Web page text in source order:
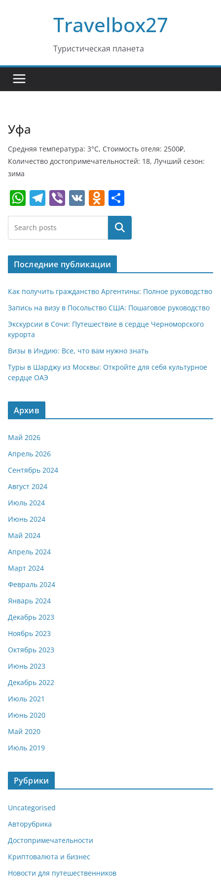
Travelbox27
Туристическая планета
Уфа
Средняя температура: 3°C, Стоимость отеля: 2500₽,
Количество достопримечательностей: 18, Лучший сезон:
зима
W
h
at
s
A
p
p
T
el
e
gr
a
m
Vi
b
V
K
O
d
o
kl
a
ss
ni
ki
т
п
р
в
и
т
ь
Поиск
Последние публикации
Как получить гражданство Аргентины: Полное руководство
Запись на визу в Посольство США: Пошаговое руководство
Экскурсии в Сочи: Путешествие в сердце Черноморского
курорта
Визы в Индию: Все, что вам нужно знать
Туры в Шарджу из Москвы: Откройте для себя культурное
сердце ОАЭ
Архив
Май 2026
Апрель 2026
Сентябрь 2024
Август 2024
Июль 2024
Июнь 2024
Май 2024
Апрель 2024
Март 2024
Февраль 2024
Январь 2024
Декабрь 2023
Ноябрь 2023
Октябрь 2023
Июнь 2023
Декабрь 2022
Июль 2021
Июнь 2020
Май 2020
Июль 2019
Рубрики
Uncategorised
Авторубрика
Достопримечательности
Криптовалюта и бизнес
Новости для путешественников